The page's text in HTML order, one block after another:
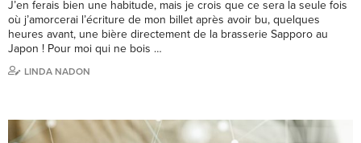
J’en ferais bien une habitude, mais je crois que ce sera la seule fois
où j’amorcerai l’écriture de mon billet après avoir bu, quelques
heures avant, une bière directement de la brasserie Sapporo au
Japon ! Pour moi qui ne bois …
LINDA NADON